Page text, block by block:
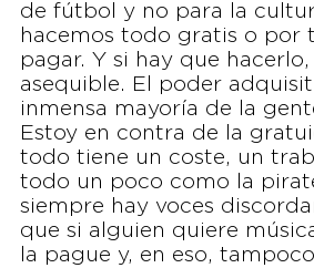
de fútbol y no para la
hacemos todo gratis o por
pagar. Y si hay que hacerlo,
asequible. El poder
inmensa mayoría de la
Estoy en contra de la
todo tiene un coste, un
todo un poco como la
siempre hay voces
que si alguien quiere
la pague y, en eso,